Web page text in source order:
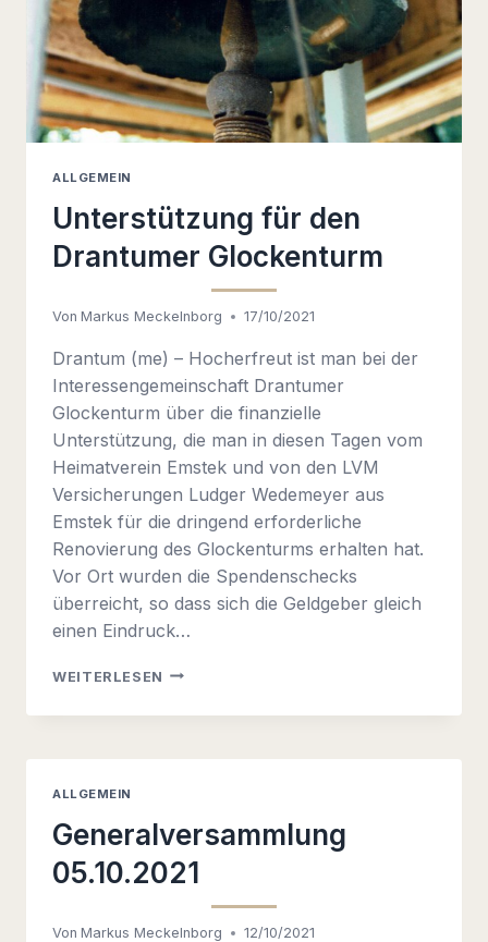
ALLGEMEIN
Unterstützung für den
Drantumer Glockenturm
Von Markus Meckelnborg 17/10/2021
Drantum (me) – Hocherfreut ist man bei der
Interessengemeinschaft Drantumer
Glockenturm über die finanzielle
Unterstützung, die man in diesen Tagen vom
Heimatverein Emstek und von den LVM
Versicherungen Ludger Wedemeyer aus
Emstek für die dringend erforderliche
Renovierung des Glockenturms erhalten hat.
Vor Ort wurden die Spendenschecks
überreicht, so dass sich die Geldgeber gleich
einen Eindruck…
WEITERLESEN UNTERSTÜTZUNG
DEN
ALLGEMEIN
Generalversammlung
05.10.2021
Von Markus Meckelnborg 12/10/2021